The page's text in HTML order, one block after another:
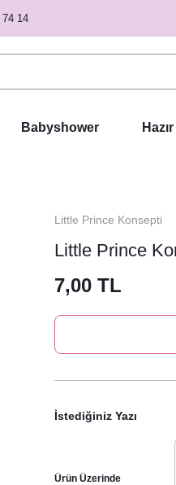
74 14
Babyshower
Little Prince Konsepti
Little Prince
7,00 TL
İstediğiniz Yazı
Ürün Üzerinde